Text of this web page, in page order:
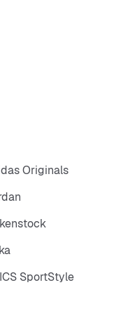
Originals
SportStyle